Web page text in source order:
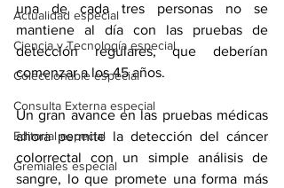
Actualidad especial
Ciencia y Tecnología especial
Coleccionable especial
Consulta Externa especial
Editorial especial
Gremiales especial
una de cada tres personas no se
mantiene al día con las pruebas de
detección regulares, que deberían
comenzar a los 45 años.
Un gran avance en las pruebas médicas
ahora permite la detección del cáncer
colorrectal con un simple análisis de
sangre, lo que promete una forma más